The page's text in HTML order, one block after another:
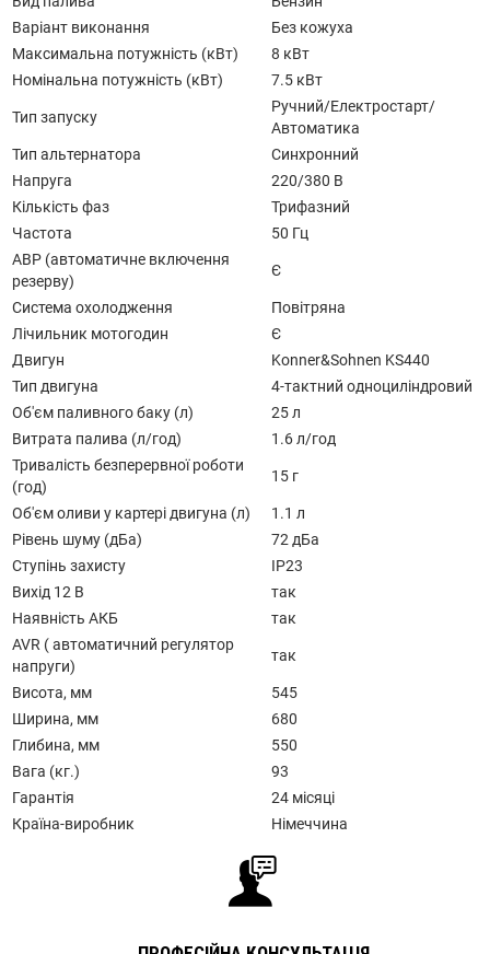
Варіант виконання
Без кожуха
Максимальна потужність (кВт)
8 кВт
Номінальна потужність (кВт)
7.5 кВт
Тип запуску
Ручний/Електростарт/
Автоматика
Тип альтернатора
Синхронний
Напруга
220/380 В
Кількість фаз
Трифазний
Частота
50 Гц
АВР (автоматичне включення
резерву)
Є
Система охолодження
Повітряна
Лічильник мотогодин
Є
Двигун
Konner&Sohnen KS440
Тип двигуна
4-тактний одноциліндровий
Об'єм паливного баку (л)
25 л
Витрата палива (л/год)
1.6 л/год
Тривалість безперервної роботи
(год)
15 г
Об'єм оливи у картері двигуна (л)
1.1 л
Рівень шуму (дБа)
72 дБа
Ступінь захисту
IP23
Вихід 12 В
так
Наявність АКБ
так
AVR ( автоматичний регулятор
напруги)
так
Висота, мм
545
Ширина, мм
680
Глибина, мм
550
Вага (кг.)
93
Гарантія
24 місяці
Країна-виробник
Німеччина